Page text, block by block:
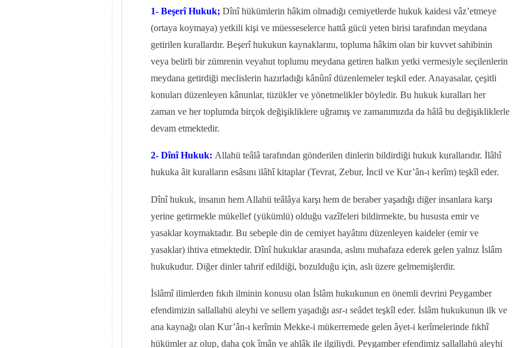
1- Beşerî Hukuk; Dînî hükümlerin hâkim olmadığı cemiyetlerde hukuk kaidesi vâz’etmeye
(ortaya koymaya) yetkili kişi ve müesseselerce hattâ gücü yeten birisi tarafından meydana
getirilen kurallardır. Beşerî hukukun kaynaklarını, topluma hâkim olan bir kuvvet sahibinin
veya belirli bir zümrenin veyahut toplumu meydana getiren halkın yetki vermesiyle seçilenlerin
meydana getirdiği meclislerin hazırladığı kânûnî düzenlemeler teşkil eder. Anayasalar, çeşitli
konuları düzenleyen kânunlar, tüzükler ve yönetmelikler böyledir. Bu hukuk kuralları her
zaman ve her toplumda birçok değişikliklere uğramış ve zamanımızda da hâlâ bu değişikliklerle
devam etmektedir.
2- Dînî Hukuk: Allahü teâlâ tarafından gönderilen dinlerin bildirdiği hukuk kurallarıdır. İlâhî
hukuka âit kuralların esâsını ilâhî kitaplar (Tevrat, Zebur, İncil ve Kur’ân-ı kerîm) teşkîl eder.
Dînî hukuk, insanın hem Allahü teâlâya karşı hem de beraber yaşadığı diğer insanlara karşı
yerine getirmekle mükellef (yükümlü) olduğu vazîfeleri bildirmekte, bu hususta emir ve
yasaklar koymaktadır. Bu sebeple din de cemiyet hayâtını düzenleyen kaideler (emir ve
yasaklar) ihtiva etmektedir. Dînî hukuklar arasında, aslını muhafaza ederek gelen yalnız İslâm
hukukudur. Diğer dinler tahrif edildiği, bozulduğu için, aslı üzere gelmemişlerdir.
İslâmî ilimlerden fıkıh ilminin konusu olan İslâm hukukunun en önemli devrini Peygamber
efendimizin sallallahü aleyhi ve sellem yaşadığı asr-ı seâdet teşkîl eder. İslâm hukukunun ilk ve
ana kaynağı olan Kur’ân-ı kerîmin Mekke-i mükerremede gelen âyet-i kerîmelerinde fıkhî
hükümler az olup, daha çok îmân ve ahlâk ile ilgiliydi. Peygamber efendimiz sallallahü aleyhi